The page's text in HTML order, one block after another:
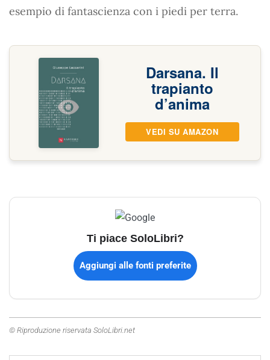
esempio di fantascienza con i piedi per terra.
Darsana. Il
trapianto
d’anima
VEDI SU AMAZON
Ti piace SoloLibri?
Aggiungi alle fonti preferite
© Riproduzione riservata SoloLibri.net